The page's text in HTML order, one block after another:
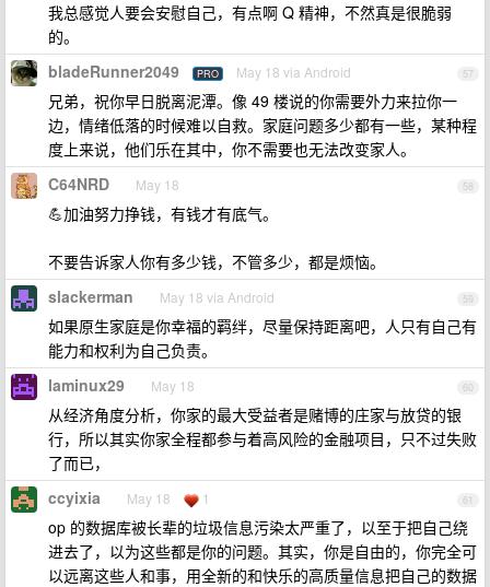
我总感觉人要会安慰自己，有点啊 Q 精神，不然真是很脆弱
的。
57
bladeRunner2049 PRO May 18 via Android
兄弟，祝你早日脱离泥潭。像 49 楼说的你需要外力来拉你一
边，情绪低落的时候难以自救。家庭问题多少都有一些，某种程
度上来说，他们乐在其中，你不需要也无法改变家人。
58
C64NRD May 18
💪加油努力挣钱，有钱才有底气。
不要告诉家人你有多少钱，不管多少，都是烦恼。
59
slackerman May 18 via Android
如果原生家庭是你幸福的羁绊，尽量保持距离吧，人只有自己有
能力和权利为自己负责。
60
laminux29 May 18
从经济角度分析，你家的最大受益者是赌博的庄家与放贷的银
行，所以其实你家全程都参与着高风险的金融项目，只不过失败
了而已，
61
ccyixia May 18 1
op 的数据库被长辈的垃圾信息污染太严重了，以至于把自己绕
进去了，以为这些都是你的问题。其实，你是自由的，你完全可
以远离这些人和事，用全新的和快乐的高质量信息把自己的数据